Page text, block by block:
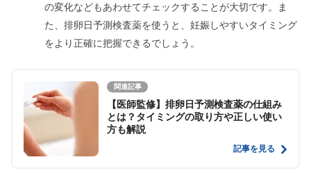
の変化などもあわせてチェックすることが大切です。ま
た、排卵日予測検査薬を使うと、妊娠しやすいタイミング
をより正確に把握できるでしょう。
関連記事
【医師監修】排卵日予測検査薬の仕組み
とは？タイミングの取り方や正しい使い
方も解説
記事を見る